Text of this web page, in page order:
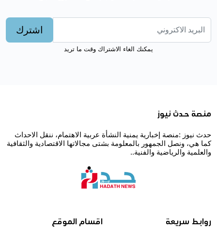
اشترك
يمكنك الغاء الاشتراك وقت ما تريد
منصة حدث نيوز
حدث نيوز :منصة إخبارية يمنية النشأة عربية الاهتمام، ننقل الاحداث
كما هي، ونصل الجمهور بالمعلومة بشتى مجالاتها الاقتصادية والثقافية
والعلمية والرياضية والفنية..
روابط سريعة اقسام الموقع